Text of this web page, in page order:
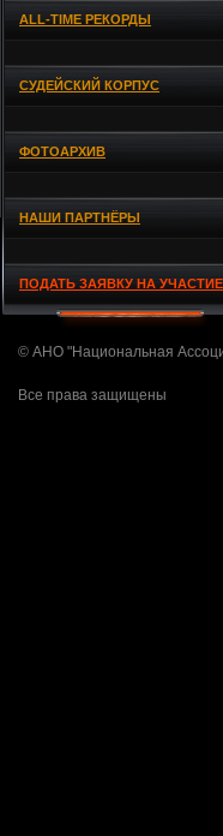
ALL-TIME РЕКОРДЫ
СУДЕЙСКИЙ КОРПУС
ФОТОАРХИВ
НАШИ ПАРТНЁРЫ
ПОДАТЬ ЗАЯВКУ НА УЧАСТИЕ
© АНО "Национальная
Все права защищены